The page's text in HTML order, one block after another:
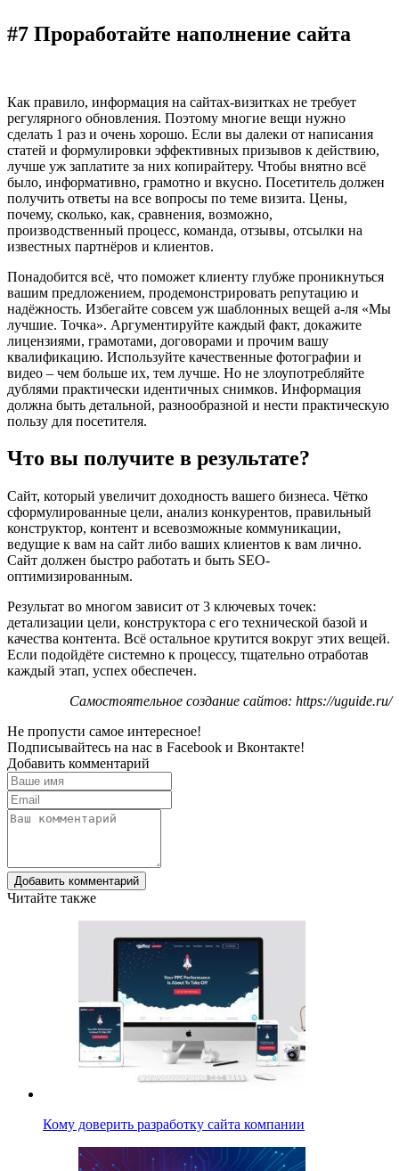
#7 Проработайте наполнение сайта
Как правило, информация на сайтах-визитках не требует
регулярного обновления. Поэтому многие вещи нужно
сделать 1 раз и очень хорошо. Если вы далеки от написания
статей и формулировки эффективных призывов к действию,
лучше уж заплатите за них копирайтеру. Чтобы внятно всё
было, информативно, грамотно и вкусно. Посетитель должен
получить ответы на все вопросы по теме визита. Цены,
почему, сколько, как, сравнения, возможно,
производственный процесс, команда, отзывы, отсылки на
известных партнёров и клиентов.
Понадобится всё, что поможет клиенту глубже проникнуться
вашим предложением, продемонстрировать репутацию и
надёжность. Избегайте совсем уж шаблонных вещей а-ля «Мы
лучшие. Точка». Аргументируйте каждый факт, докажите
лицензиями, грамотами, договорами и прочим вашу
квалификацию. Используйте качественные фотографии и
видео – чем больше их, тем лучше. Но не злоупотребляйте
дублями практически идентичных снимков. Информация
должна быть детальной, разнообразной и нести практическую
пользу для посетителя.
Что вы получите в результате?
Сайт, который увеличит доходность вашего бизнеса. Чётко
сформулированные цели, анализ конкурентов, правильный
конструктор, контент и всевозможные коммуникации,
ведущие к вам на сайт либо ваших клиентов к вам лично.
Сайт должен быстро работать и быть SEO-
оптимизированным.
Результат во многом зависит от 3 ключевых точек:
детализации цели, конструктора с его технической базой и
качества контента. Всё остальное крутится вокруг этих вещей.
Если подойдёте системно к процессу, тщательно отработав
каждый этап, успех обеспечен.
Самостоятельное создание сайтов: https://uguide.ru/
Не пропусти самое интересное!
Подписывайтесь на нас в Facebook и Вконтакте!
Добавить комментарий
Добавить комментарий
Читайте также
Кому доверить разработку сайта компании